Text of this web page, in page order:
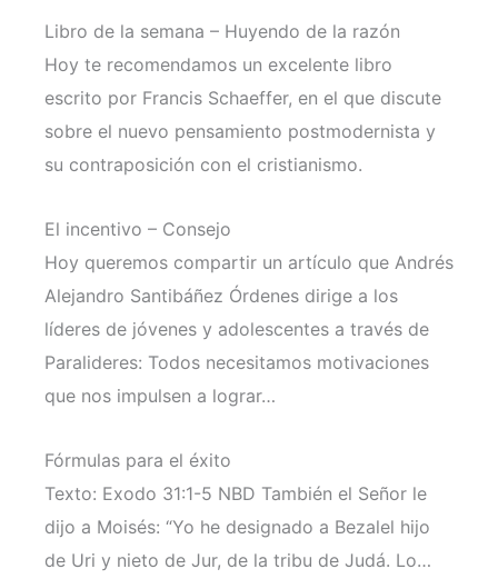
Libro de la semana – Huyendo de la razón
Hoy te recomendamos un excelente libro
escrito por Francis Schaeffer, en el que discute
sobre el nuevo pensamiento postmodernista y
su contraposición con el cristianismo.
El incentivo – Consejo
Hoy queremos compartir un artículo que Andrés
Alejandro Santibáñez Órdenes dirige a los
líderes de jóvenes y adolescentes a través de
Paralideres: Todos necesitamos motivaciones
que nos impulsen a lograr…
Fórmulas para el éxito
Texto: Exodo 31:1-5 NBD También el Señor le
dijo a Moisés: “Yo he designado a Bezalel hijo
de Uri y nieto de Jur, de la tribu de Judá. Lo…